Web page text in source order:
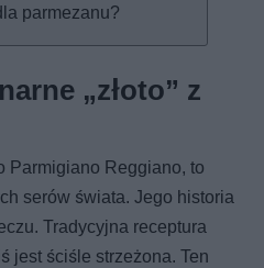
parmezanu?
„złoto” z
Parmigiano Reggiano, to
serów świata. Jego historia
Tradycyjna receptura
jest ściśle strzeżona. Ten